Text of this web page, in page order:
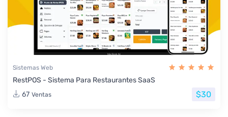
Sistemas Web
RestPOS - Sistema Para Restaurantes SaaS
67 Ventas $30